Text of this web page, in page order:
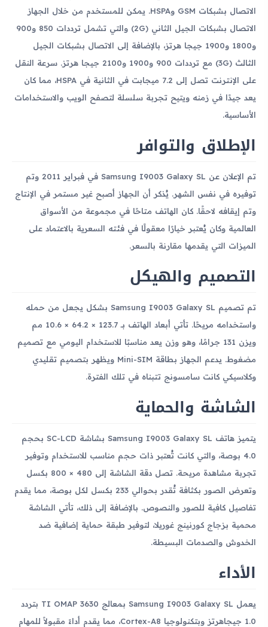
الاتصال بشبكات GSM وHSPA. يمكن للمستخدم من خلال الجهاز
الاتصال بشبكات الجيل الثاني (2G) والتي تشمل ترددات 850 و900
و1800 و1900 جيجا هرتز، بالإضافة إلى الاتصال بشبكات الجيل
الثالث (3G) مع ترددات 900 و1900 و2100 جيجا هرتز. سرعة النقل
على الإنترنت تصل إلى 7.2 ميجابت في الثانية في HSPA، مما كان
يعد جيدًا في زمنه ويتيح تجربة سلسلة لتصفح الويب والاستخدامات
الأساسية.
الإطلاق والتوافر
تم الإعلان عن Samsung I9003 Galaxy SL في فبراير 2011 وتم
توفيره في نفس الشهر. يُذكر أن الجهاز أصبح غير مستمر في الإنتاج
وتم إيقافه لاحقًا. كان الهاتف متاحًا في مجموعة من الأسواق
العالمية وكان يُعتبر خيارًا معقولًا في فئته السعرية بالاعتماد على
الميزات التي يقدمها مقارنة بالسعر.
التصميم والهيكل
تم تصميم Samsung I9003 Galaxy SL بشكل يجعل من حمله
واستخدامه مريحًا. تأتي أبعاد الهاتف بـ 123.7 × 64.2 × 10.6 مم
ويزن 131 جرامًا، وهو وزن يعد مناسبًا للاستخدام اليومي مع تصميم
مضغوط. يدعم الجهاز بطاقة Mini-SIM ويظهر بتصميم تقليدي
وكلاسيكي كانت سامسونج تتبناه في تلك الفترة.
الشاشة والحماية
يتميز هاتف Samsung I9003 Galaxy SL بشاشة SC-LCD بحجم
4.0 بوصة، والتي كانت تُعتبر ذات حجم مناسب للاستخدام وتوفير
تجربة مشاهدة مريحة. تصل دقة الشاشة إلى 480 × 800 بكسل
وتعرض الصور بكثافة تُقدر بحوالي 233 بكسل لكل بوصة، مما يقدم
تفاصيل كافية للصور والنصوص. بالإضافة إلى ذلك، تأتي الشاشة
محمية بزجاج كورنينج غوريلا، لتوفير طبقة حماية إضافية ضد
الخدوش والصدمات البسيطة.
الأداء
يعمل Samsung I9003 Galaxy SL بمعالج TI OMAP 3630 بتردد
1.0 جيجاهرتز وبتكنولوجيا Cortex-A8، مما يقدم أداءً مقبولاً للمهام